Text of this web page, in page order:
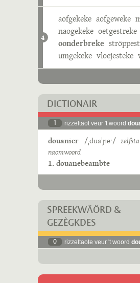
4
aofgekeke aofgeweke
naogekeke oetgestreke
oonderbreke
umgekeke vloejesteke
DICTIONAIR
1 rizzeltaot veur 't woord
douanier /ˌduaˈɲeˑ/
naomwoord
1. douanebeambte
SPREEKWÄÖRD &
GEZÈGKDES
0 rizzeltaote veur 't woord